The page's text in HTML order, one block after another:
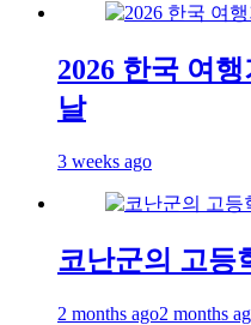
2026 한국 여
날
3 weeks ago
코난군의 고등
2 months ago2 months